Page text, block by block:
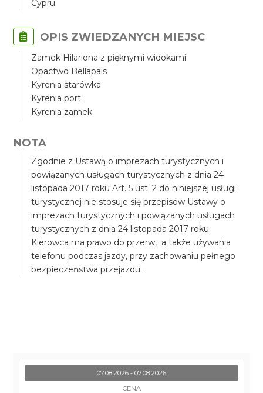
Cypru.
OPIS ZWIEDZANYCH MIEJSC
Zamek Hilariona z pięknymi widokami
Opactwo Bellapais
Kyrenia starówka
Kyrenia port
Kyrenia zamek
NOTA
Zgodnie z Ustawą o imprezach turystycznych i
powiązanych usługach turystycznych z dnia 24
listopada 2017 roku Art. 5 ust. 2 do niniejszej usługi
turystycznej nie stosuje się przepisów Ustawy o
imprezach turystycznych i powiązanych usługach
turystycznych z dnia 24 listopada 2017 roku.
Kierowca ma prawo do przerw, a także używania
telefonu podczas jazdy, przy zachowaniu pełnego
bezpieczeństwa przejazdu.
07.08.2026 - 07.08.2026
CENA